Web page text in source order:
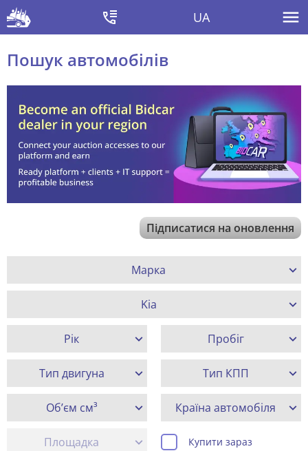
UA
Пошук автомобілів
Підписатися на оновлення
Марка
Kia
Рік Пробіг
Тип двигуна Тип КПП
Об’єм см³ Країна автомобіля
Площадка Купити зараз